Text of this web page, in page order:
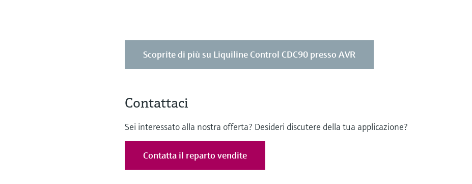
Scoprite di più su Liquiline Control CDC90 presso AVR
Contattaci
Sei interessato alla nostra offerta? Desideri discutere della tua applicazione?
Contatta il reparto vendite